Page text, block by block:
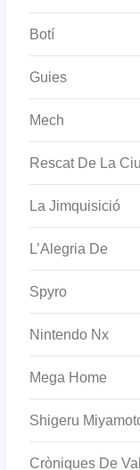
Botí
Guies
Mech
Rescat De La
La Jimquisició
L’Alegria De
Spyro
Nintendo Nx
Mega Home
Shigeru
Cròniques De